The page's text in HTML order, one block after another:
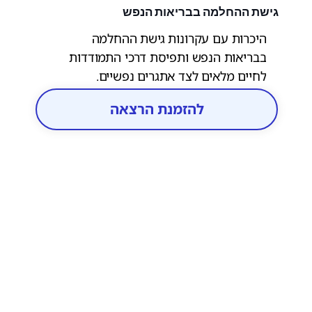
גישת ההחלמה בבריאות הנפש
היכרות עם עקרונות גישת ההחלמה
בבריאות הנפש ותפיסת דרכי התמודדות
לחיים מלאים לצד אתגרים נפשיים.
המשתתפים ילמדו על מרכיבי ההחלמה ועל
הדרכים לתמוך בתהליכי החלמה של אחרים
בקהילה.
להזמנת הרצאה